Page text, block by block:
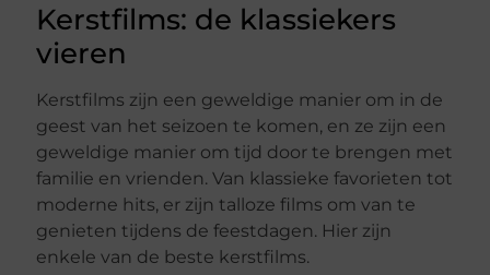
Kerstfilms: de klassiekers
vieren
Kerstfilms zijn een geweldige manier om in de
geest van het seizoen te komen, en ze zijn een
geweldige manier om tijd door te brengen met
familie en vrienden. Van klassieke favorieten tot
moderne hits, er zijn talloze films om van te
genieten tijdens de feestdagen. Hier zijn
enkele van de beste kerstfilms.